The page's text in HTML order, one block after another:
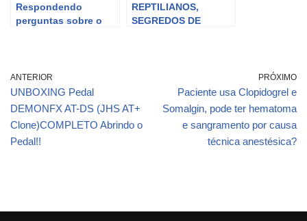
Respondendo
perguntas sobre o
REPTILIANOS,
SEGREDOS DE
ANTERIOR
UNBOXING Pedal
DEMONFX AT-DS (JHS AT+
Clone)COMPLETO Abrindo o
Pedal!!
PRÓXIMO
Paciente usa Clopidogrel e
Somalgin, pode ter hematoma
e sangramento por causa
técnica anestésica?